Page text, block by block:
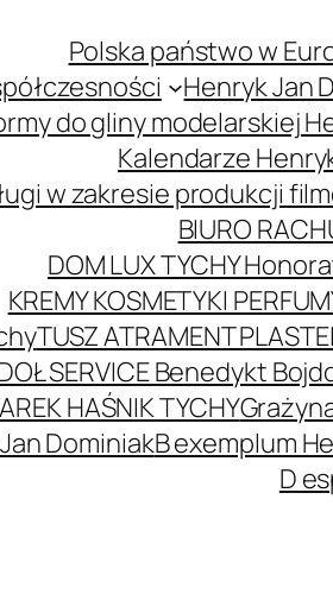
Polska państwo w
Henryk Jan
do gliny modelarskiej
Kalendarze
w zakresie produkcji
BIURO
DOM LUX TYCHY
KREMY KOSMETYKI
TUSZ ATRAMENT
SERVICE Benedykt
HAŚNIK TYCHY
DominiakB exemplum
D